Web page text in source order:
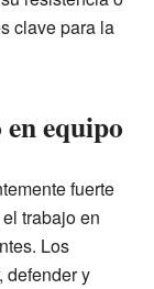
clave para la
equipo
fuerte
trabajo en
Los
defender y